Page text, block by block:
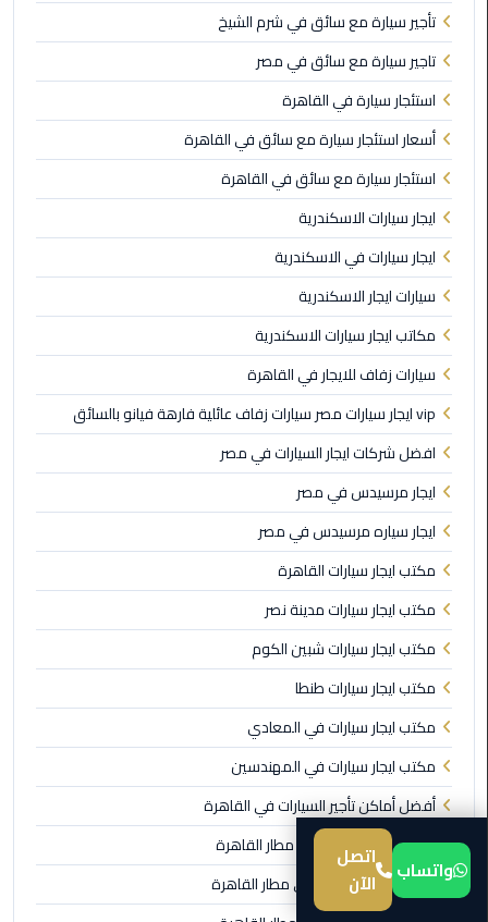
ليموزين
مطار
القاهرة
الدولي
ليموزين
اسكندرية
مطار
القاهرة
ليموزين
الإسكندرية
ليموزين
القاهرة
الاسكندرية
ليموزين
المطار
برج
العرب
من
مطار
برج
العرب
إلى
القاهرة
من
مطار
برج
العرب
الى
تأجير سيارة مع سائق في شرم الشيخ
تاجير سيارة مع سائق في مصر
استئجار سيارة في القاهرة
أسعار استئجار سيارة مع سائق في القاهرة
استئجار سيارة مع سائق في القاهرة
ايجار سيارات الاسكندرية
ايجار سيارات في الاسكندرية
سيارات ايجار الاسكندرية
مكاتب ايجار سيارات الاسكندرية
سيارات زفاف للايجار في القاهرة
vip ايجار سيارات مصر سيارات زفاف عائلية فارهة فيانو بالسائق
افضل شركات ايجار السيارات في مصر
ايجار مرسيدس في مصر
ايجار سياره مرسيدس في مصر
مكتب ايجار سيارات القاهرة
مكتب ايجار سيارات مدينة نصر
مكتب ايجار سيارات شبين الكوم
مكتب ايجار سيارات طنطا
مكتب ايجار سيارات في المعادي
مكتب ايجار سيارات في المهندسين
أفضل أماكن تأجير السيارات في القاهرة
اسعار تاجير السيارات من مطار القاهرة
مكاتب ايجار السيارات فى مطار القاهرة
واتساب
اتصل
الآن